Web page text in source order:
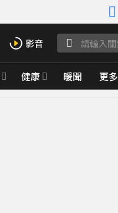
健康 暖聞 更多